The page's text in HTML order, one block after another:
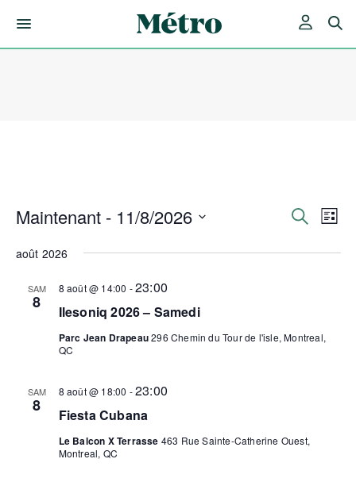
et
de
Recherche
Liste
Maintenant - 11/8/2026
une
août 2026
SAM
8 Ilesoniq 2026 – Samedi
8 août @ 14:00 -23:00
Parc Jean Drapeau296 Chemin du Tour de l'isle, Montreal,
QC
SAM
8 Fiesta Cubana
8 août @ 18:00 -23:00
Le Balcon X Terrasse 463 Rue Sainte-Catherine Ouest,
Montreal, QC